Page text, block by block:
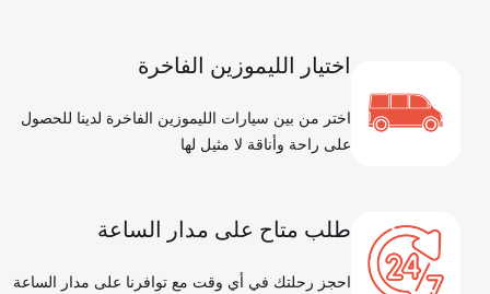
اختيار الليموزين الفاخرة
اختر من بين سيارات الليموزين الفاخرة لدينا للحصول
على راحة وأناقة لا مثيل لها
طلب متاح على مدار الساعة
احجز رحلتك في أي وقت مع توافرنا على مدار الساعة